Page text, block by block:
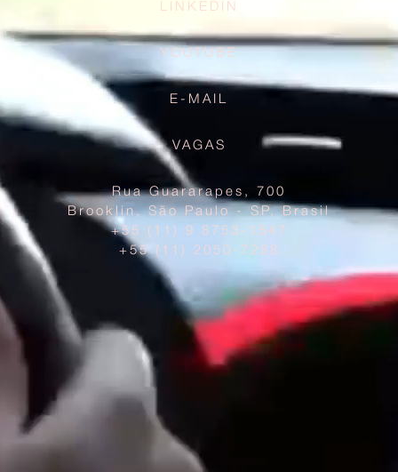
LINKEDIN
YOUTUBE
E-MAIL
VAGAS
Rua Guararapes, 700
Brooklin, São Paulo - SP, Brasil
+55 (11) 9 8753-1547
+55 (11) 2050-7288